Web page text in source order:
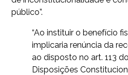
público”.
“Ao instituir o benefício
implicaria renúncia da
ao disposto no art. 113
Disposições